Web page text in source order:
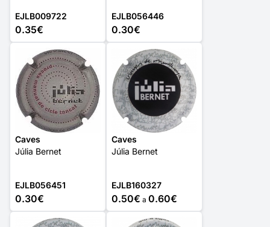
EJLB009722
0.35€
EJLB056446
0.30€
Caves
Júlia Bernet
EJLB056451
0.30€
Caves
Júlia Bernet
EJLB160327
0.50€ a 0.60€